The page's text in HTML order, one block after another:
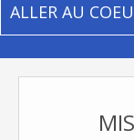
ALLER AU